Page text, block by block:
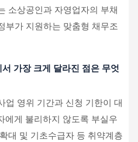
소상공인과 자영업자의 부채
부가 지원하는 맞춤형 채무조
가장 크게 달라진 점은 무엇
업 영위 기간과 신청 기한이 대
에게 불리하지 않도록 부실우
대 및 기초수급자 등 취약계층